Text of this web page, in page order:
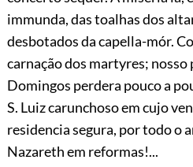
immunda, das toalhas dos
desbotados da capella-mór.
carnação dos martyres; nosso
Domingos perdera pouco a
S. Luiz carunchoso em cujo
residencia segura, por todo o
Nazareth em reformas!...